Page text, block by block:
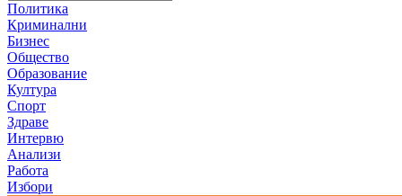
Политика
Криминални
Бизнес
Общество
Образование
Култура
Спорт
Здраве
Интервю
Анализи
Работа
Избори